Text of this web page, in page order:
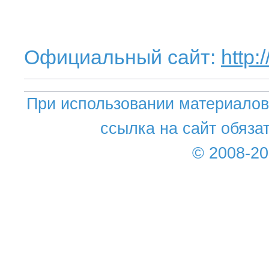
Официальный сайт:
При использовании
ссылка на сайт
© 2008-